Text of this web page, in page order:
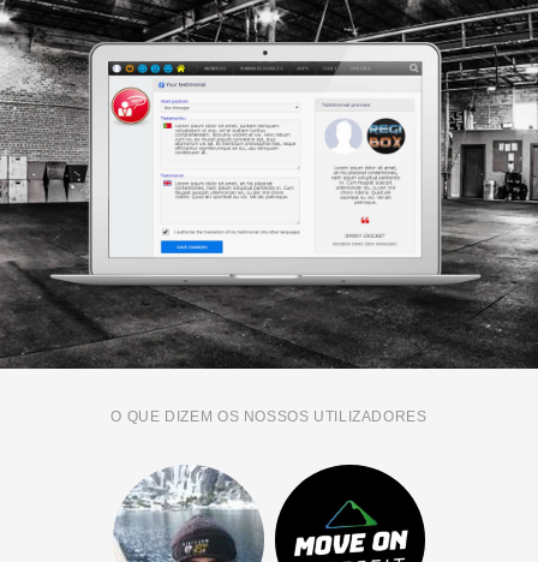
O QUE DIZEM OS NOSSOS UTILIZADORES